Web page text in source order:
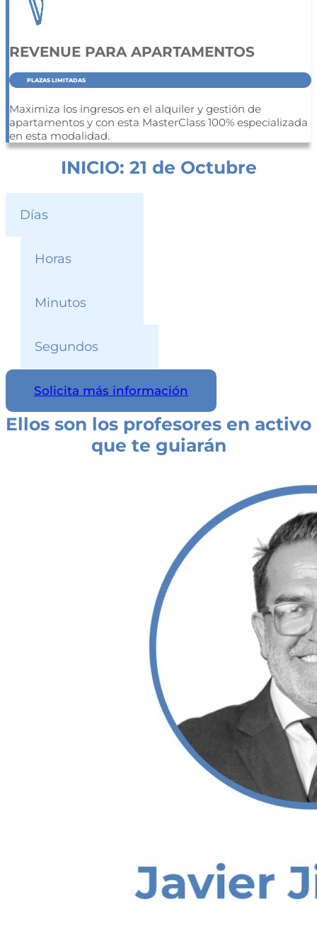
REVENUE PARA APARTAMENTOS
PLAZAS LIMITADAS
Maximiza los ingresos en el alquiler y gestión de
apartamentos y con esta MasterClass 100% especializada
en esta modalidad.
INICIO: 21 de Octubre
Días
Horas
Minutos
Segundos
Solicita más información
Ellos son los profesores en activo
que te guiarán